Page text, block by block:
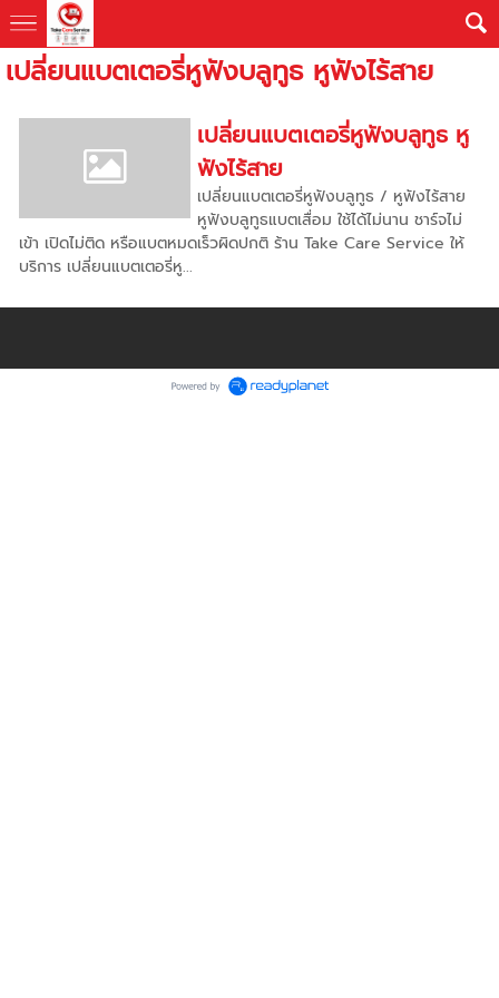
เปลี่ยนแบตเตอรี่หูฟังบลูทูธ หูฟังไร้สาย
เปลี่ยนแบตเตอรี่หูฟังบลูทูธ หู
ฟังไร้สาย
เปลี่ยนแบตเตอรี่หูฟังบลูทูธ / หูฟังไร้สาย
หูฟังบลูทูธแบตเสื่อม ใช้ได้ไม่นาน ชาร์จไม่
เข้า เปิดไม่ติด หรือแบตหมดเร็วผิดปกติ ร้าน Take Care Service ให้
บริการ เปลี่ยนแบตเตอรี่หู...